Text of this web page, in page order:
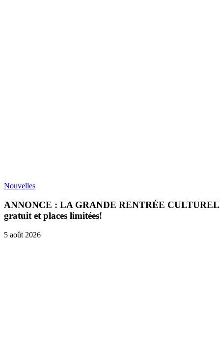
Nouvelles
ANNONCE : LA GRANDE RENTRÉE
gratuit et places limitées!
5 août 2026